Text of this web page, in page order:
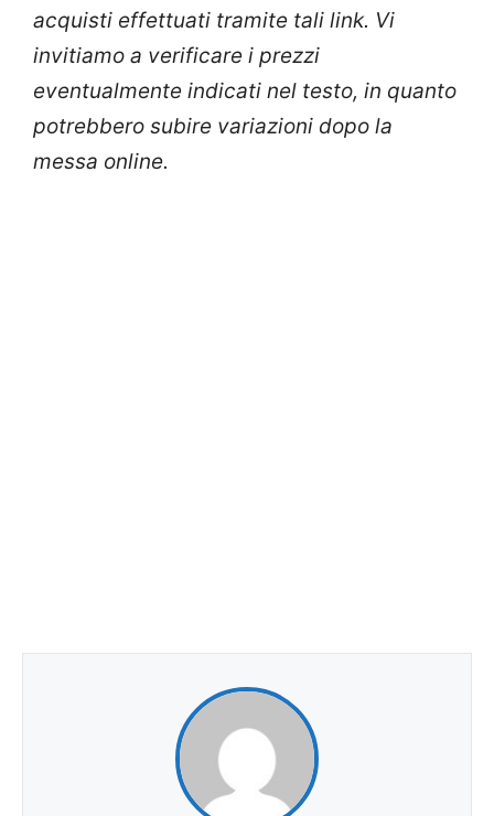
acquisti effettuati tramite tali link. Vi
invitiamo a verificare i prezzi
eventualmente indicati nel testo, in quanto
potrebbero subire variazioni dopo la
messa online.